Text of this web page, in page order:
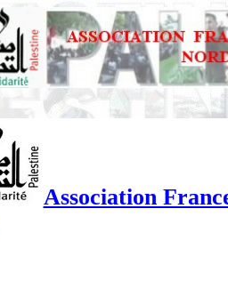
Association